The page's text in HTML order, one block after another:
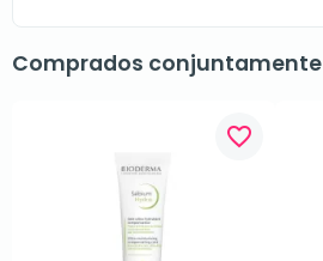
Comprados conjuntamente
favorite_border